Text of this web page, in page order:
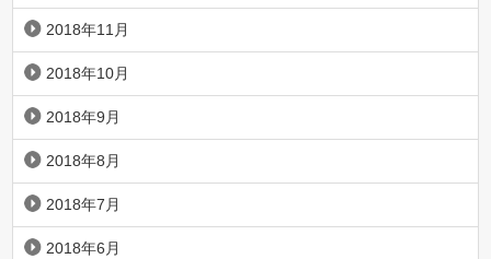
2018年11月
2018年10月
2018年9月
2018年8月
2018年7月
2018年6月